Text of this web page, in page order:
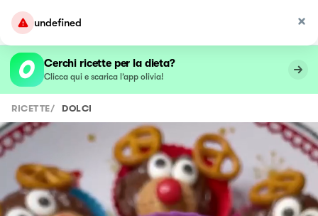
undefined
Cerchi ricette per la dieta?
Clicca qui e scarica l’app olivia!
RICETTE/ DOLCI